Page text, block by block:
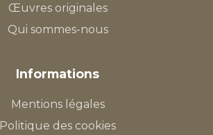
Œuvres originales
Qui sommes-nous
Informations
Mentions légales
Politique des cookies